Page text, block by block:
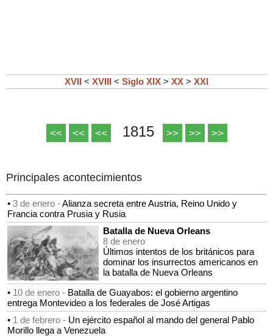
XVII < XVIII < Siglo XIX > XX > XXI
<< << << 1815 >> >> >>
Principales acontecimientos
• 3 de enero -Alianza secreta entre Austria, Reino Unido y
Francia contra Prusia y Rusia
Batalla de Nueva Orleans
8 de enero
Últimos intentos de los británicos para
dominar los insurrectos americanos en
la batalla de Nueva Orleans
• 10 de enero - Batalla de Guayabos: el gobierno argentino
entrega Montevideo a los federales de José Artigas
• 1 de febrero - Un ejército español al mando del general Pablo
Morillo llega a Venezuela